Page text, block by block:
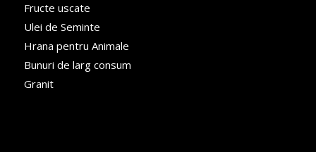
Fructe uscate
Ulei de Seminte
Hrana pentru Animale
Bunuri de larg consum
Granit